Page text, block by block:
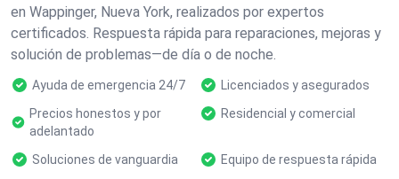
en Wappinger, Nueva York, realizados por expertos
certificados. Respuesta rápida para reparaciones, mejoras y
solución de problemas—de día o de noche.
Ayuda de emergencia 24/7
Licenciados y asegurados
Precios honestos y por
adelantado
Residencial y comercial
Soluciones de vanguardia Equipo de respuesta rápida